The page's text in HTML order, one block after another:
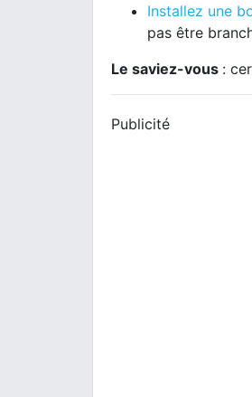
Installez une
pas être
Le saviez-vous :
Publicité